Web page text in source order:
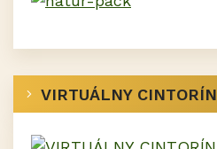
VIRTUÁLNY CINTORÍN